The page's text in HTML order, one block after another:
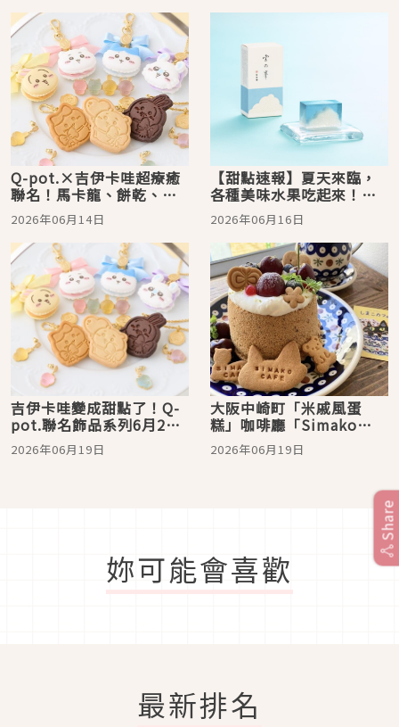
Q-pot.×吉伊卡哇超療癒
聯名！馬卡龍、餅乾、果
凍糖甜點造型飾品爆擊少
女心
2026年06月14日
【甜點速報】夏天來臨，
各種美味水果吃起來！日
本 2026 年 6 月必吃美麗
甜點
2026年06月16日
吉伊卡哇變成甜點了！Q-
pot.聯名飾品系列6月26
日甜蜜登場
2026年06月19日
大阪中崎町「米戚風蛋
糕」咖啡廳「Simako
Cafe（しまこカフ
ェ）」，適合一人獨享的
2026年06月19日
妳可能會喜歡
最新排名
Share